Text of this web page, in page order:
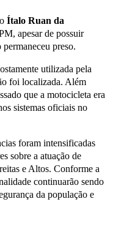
Ítalo Ruan da
apesar de possuir
preso.
utilizada pela
foi localizada. Além
que a motocicleta era
sistemas oficiais no
foram intensificadas
sobre a atuação de
e Altos. Conforme a
continuarão sendo
da população e